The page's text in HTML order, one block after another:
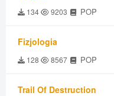
134 9203 POP
Fizjologia
128 8567 POP
Trail Of Destruction